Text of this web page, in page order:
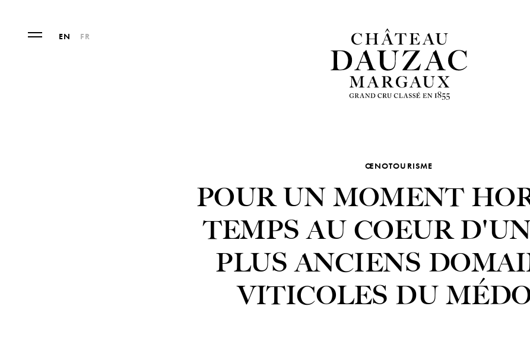
EN FR
ŒNOTOURISME
POUR UN MOMENT
TEMPS AU COEUR
PLUS ANCIENS
VITICOLES DU